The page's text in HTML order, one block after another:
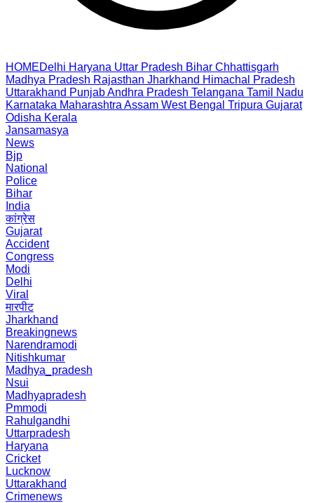
HOMEDelhi Haryana Uttar Pradesh Bihar Chhattisgarh
Madhya Pradesh Rajasthan Jharkhand Himachal Pradesh
Uttarakhand PunjabAndhra Pradesh Telangana Tamil Nadu
Karnataka Maharashtra Assam West Bengal Tripura Gujarat
Odisha Kerala
Jansamasya
News
Bjp
National
Police
Bihar
India
कांग्रेस
Gujarat
Accident
Congress
Modi
Delhi
Viral
मारपीट
Jharkhand
Breakingnews
Narendramodi
Nitishkumar
Madhya_pradesh
Nsui
Madhyapradesh
Pmmodi
Rahulgandhi
Uttarpradesh
Haryana
Cricket
Lucknow
Uttarakhand
Crimenews